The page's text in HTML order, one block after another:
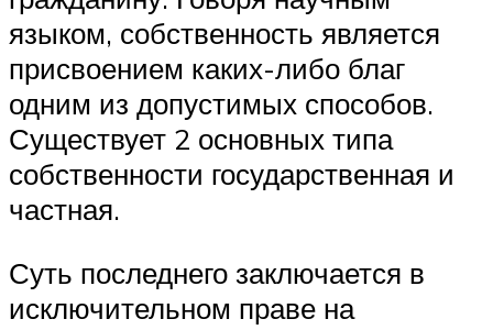
языком, собственность является
присвоением каких-либо благ
одним из допустимых способов.
Существует 2 основных типа
собственности государственная и
частная.
Суть последнего заключается в
исключительном праве на